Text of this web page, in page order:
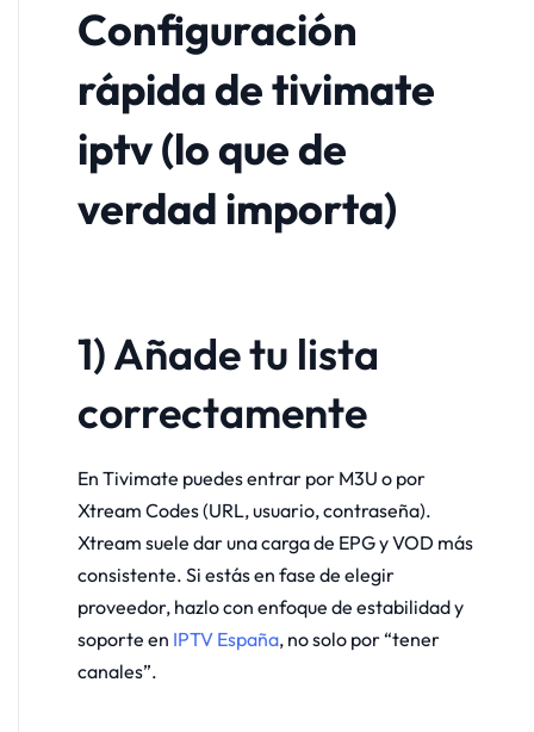
Configuración
rápida de tivimate
iptv (lo que de
verdad importa)
1) Añade tu lista
correctamente
En Tivimate puedes entrar por M3U o por
Xtream Codes (URL, usuario, contraseña).
Xtream suele dar una carga de EPG y VOD más
consistente. Si estás en fase de elegir
proveedor, hazlo con enfoque de estabilidad y
soporte en IPTV España, no solo por “tener
canales”.